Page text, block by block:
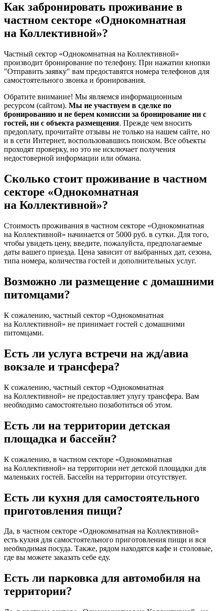
Как забронировать проживание в
частном секторе «Однокомнатная
на Коллективной»?
Частный сектор «Однокомнатная на Коллективной»
производит бронирование по телефону. При нажатии кнопки
"Отправить заявку" вам предоставятся номера телефонов для
самостоятельного звонка и бронирования.
Обратите внимание! Мы являемся информационным
ресурсом (сайтом). Мы не участвуем в сделке по
бронированию и не берем комиссии за бронирование ни с
гостей, ни с объекта размещения. Прежде чем вносить
предоплату, прочитайте отзывы не только на нашем сайте, но
и в сети Интернет, воспользовавшись поиском. Все объекты
проходят проверку, но это не исключает получения
недостоверной информации или обмана.
Сколько стоит проживание в частном
секторе «Однокомнатная
на Коллективной»?
Стоимость проживания в частном секторе «Однокомнатная
на Коллективной» начинается от 5000 руб. в сутки. Для того,
чтобы увидеть цену, введите, пожалуйста, предполагаемые
даты вашего приезда. Цена зависит от выбранных дат, сезона,
типа номера, количества гостей и дополнительных услуг.
Возможно ли размещение с домашними
питомцами?
К сожалению, частный сектор «Однокомнатная
на Коллективной» не принимает гостей с домашними
питомцами.
Есть ли услуга встречи на жд/авиа
вокзале и трансфера?
К сожалению, частный сектор «Однокомнатная
на Коллективной» не предоставляет улугу трансфера. Вам
необходимо самостоятельно позаботиться об этом.
Есть ли на территории детская
площадка и бассейн?
К сожалению, в частном секторе «Однокомнатная
на Коллективной» на территории нет детской площадки для
маленьких гостей. Бассейн на территории отсутствует.
Есть ли кухня для самостоятельного
приготовления пищи?
Да, в частном секторе «Однокомнатная на Коллективной»
есть кухня для самостоятельного приготовления пищи и вся
необходимая посуда. Также, рядом находятся кафе и столовые,
где вы можете заказать себе еду.
Есть ли парковка для автомобиля на
территории?